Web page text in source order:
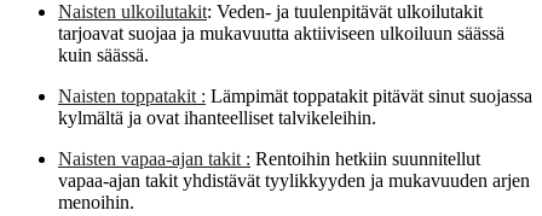
Naisten ulkoilutakit: Veden- ja tuulenpitävät ulkoilutakit
tarjoavat suojaa ja mukavuutta aktiiviseen ulkoiluun säässä
kuin säässä.
Naisten toppatakit : Lämpimät toppatakit pitävät sinut suojassa
kylmältä ja ovat ihanteelliset talvikeleihin.
Naisten vapaa-ajan takit : Rentoihin hetkiin suunnitellut
vapaa-ajan takit yhdistävät tyylikkyyden ja mukavuuden arjen
menoihin.